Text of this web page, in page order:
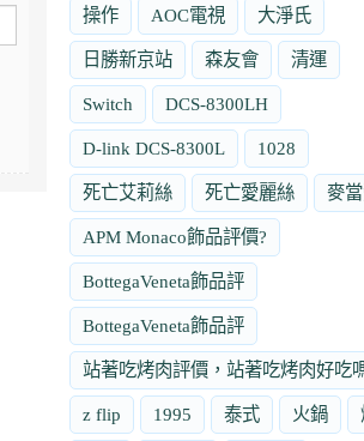
操作 AOC電視 大淨氏
日勝新京站 森友會 清運
Switch DCS-8300LH
D-link DCS-8300L 1028
死亡艾莉絲 死亡愛麗絲 麥
APM Monaco飾品評價?
BottegaVeneta飾品評
BottegaVeneta飾品評
站著吃烤肉評價，站著吃烤肉好吃
z flip 1995 泰式 火鍋